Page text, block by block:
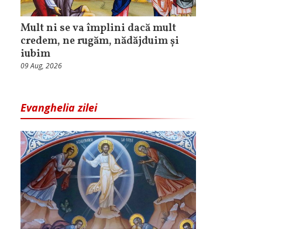
Mult ni se va împlini dacă mult
credem, ne rugăm, nădăjduim și
iubim
09 Aug, 2026
Evanghelia zilei